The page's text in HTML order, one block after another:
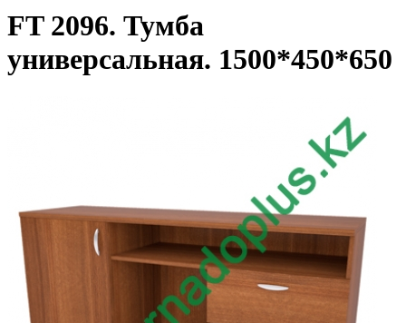
FT 2096. Тумба
универсальная. 1500*450*650